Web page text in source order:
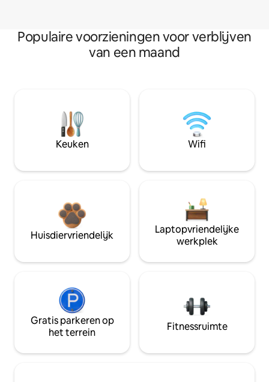
Populaire voorzieningen voor verblijven
van een maand
Keuken Wifi
Huisdiervriendelijk
Laptopvriendelijke
werkplek
Gratis parkeren op
het terrein
Fitnessruimte